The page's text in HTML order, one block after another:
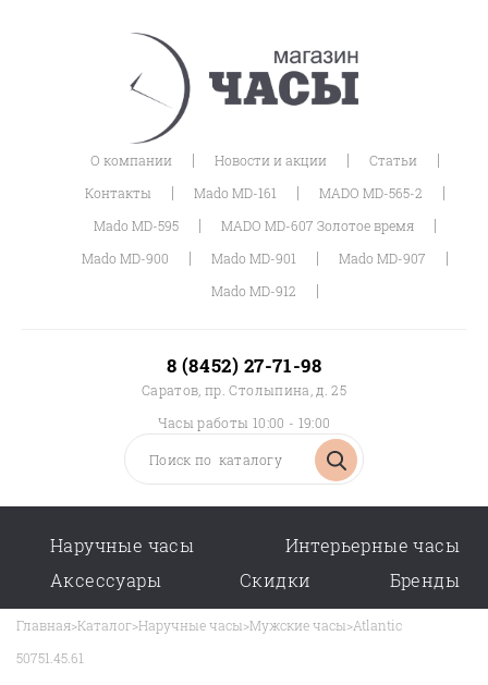
О компании | Новости и акции | Статьи |
Контакты | Mado MD-161 | MADO MD-565-2 |
Mado MD-595 | MADO MD-607 Золотое время |
Mado MD-900 | Mado MD-901 | Mado MD-907 |
Mado MD-912 |
8 (8452) 27-71-98
Саратов, пр. Столыпина, д. 25
Часы работы 10:00 - 19:00
Наручные часы
Интерьерные часы
Аксессуары
Скидки Бренды
Главная>Каталог>Наручные часы>Мужские часы>Atlantic
50751.45.61